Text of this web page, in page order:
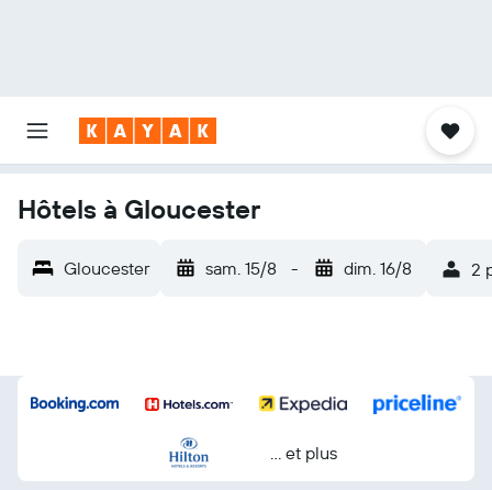
Hôtels à Gloucester
Gloucester sam. 15/8 - dim. 16/8 2
… et plus